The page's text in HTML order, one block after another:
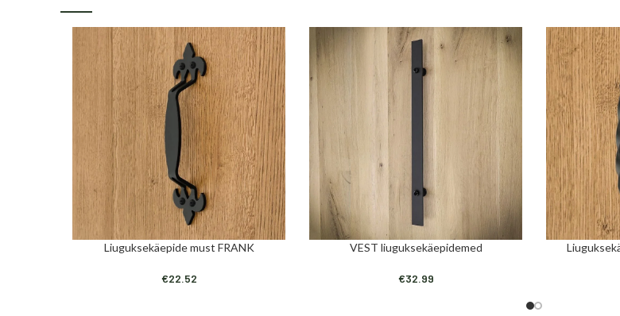
LISA KORVILiuguksekäepide must FRANK
€22.52
LISA KORVIVEST liuguksekäepidemed
€32.99
LISA KORVI